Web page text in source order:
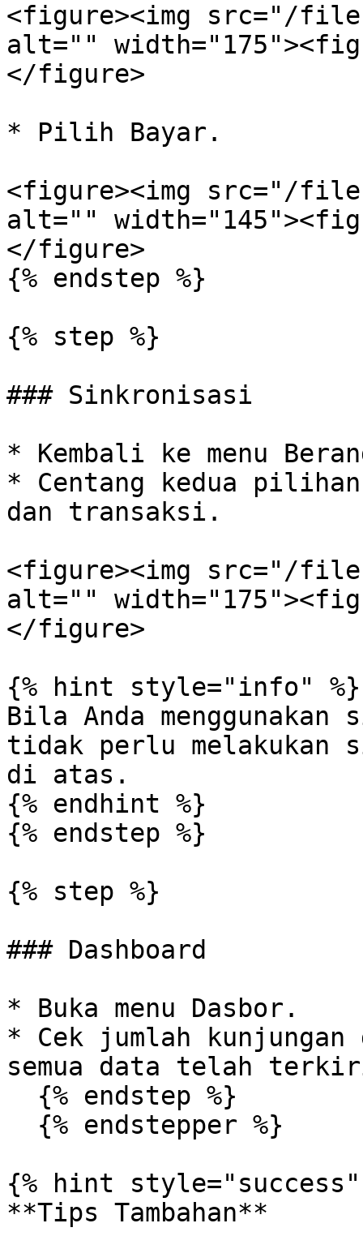
<figure><img src="/
alt=""
</figure>
* Pilih Bayar.
<figure><img src="/files/
alt=""
</figure>
{% endstep %}
{% step %}
### Sinkronisasi
* Kembali ke menu
* Centang kedua
dan transaksi.
<figure><img src="/
alt=""
</figure>
{% hint style="info" %}
Bila Anda
tidak perlu melakukan
di atas.
{% endhint %}
{% endstep %}
{% step %}
### Dashboard
* Buka menu Dasbor.
* Cek jumlah
semua data telah
{% hint style="success"
**Tips Tambahan**